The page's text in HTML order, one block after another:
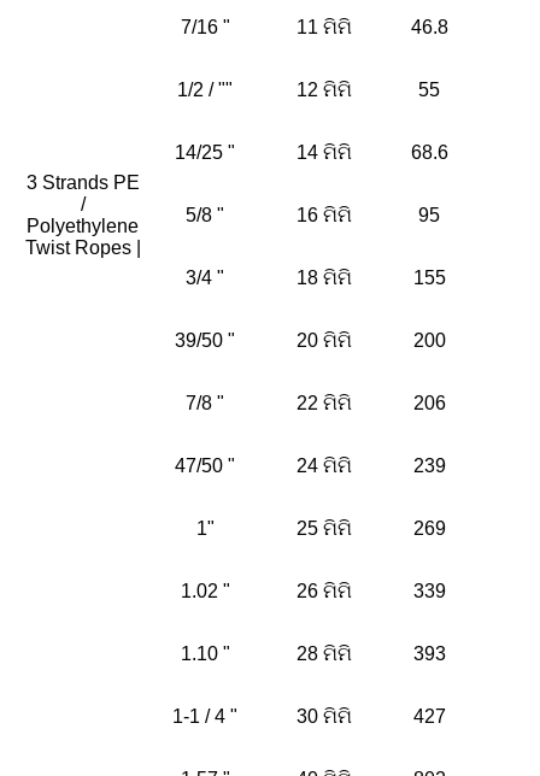
3 Strands PE
/
Polyethylene
Twist Ropes |
7/16 " 11 ମିମି 46.8
1/2 / "" 12 ମିମି 55
14/25 " 14 ମିମି 68.6
5/8 " 16 ମିମି 95
3/4 " 18 ମିମି 155
39/50 " 20 ମିମି 200
7/8 " 22 ମିମି 206
47/50 " 24 ମିମି 239
1" 25 ମିମି 269
1.02 " 26 ମିମି 339
1.10 " 28 ମିମି 393
1-1 / 4 " 30 ମିମି 427